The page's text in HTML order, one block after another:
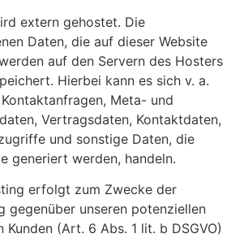
extern gehostet. Die
Daten, die auf dieser Website
auf den Servern des Hosters
Hierbei kann es sich v. a.
Meta- und
Vertragsdaten, Kontaktdaten,
und sonstige Daten, die
generiert werden, handeln.
erfolgt zum Zwecke der
gegenüber unseren potenziellen
Kunden (Art. 6 Abs. 1 lit. b DSGVO)